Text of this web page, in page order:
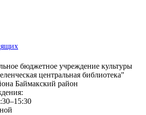
бюджетное учреждение культуры
центральная библиотека"
Баймакский район